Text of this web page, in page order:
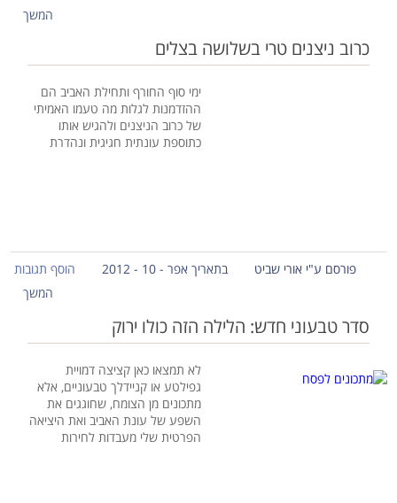
המשך
כרוב ניצנים טרי בשלושה בצלים
ימי סוף החורף ותחילת האביב הם
ההזדמנות לגלות מה טעמו האמיתי
של כרוב הניצנים ולהגיש אותו
כתוספת עונתית חגיגית ונהדרת
פורסם ע"י אורי שביט בתאריך אפר - 10 - 2012
הוסף תגובות
המשך
סדר טבעוני חדש: הלילה הזה כולו ירוק
לא תמצאו כאן קציצה דמויית
גפילטע או קניידלך טבעוניים, אלא
מתכונים מן הצומח, שחוגגים את
השפע של עונת האביב ואת היציאה
הפרטית שלי מעבדות לחירות